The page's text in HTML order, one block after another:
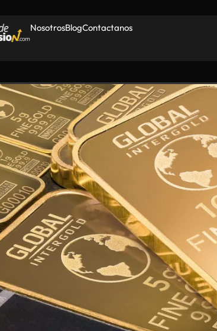
NosotrosBlogContactanos